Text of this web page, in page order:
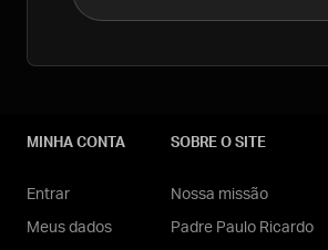
MINHA CONTA
Entrar
Meus dados
SOBRE O SITE
Nossa missão
Padre Paulo Ricardo